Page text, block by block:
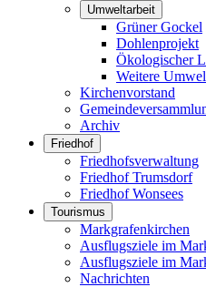
Umweltarbeit
Grüner Gockel
Dohlenprojekt
Ökologischer
Weitere
Kirchenvorstand
Archiv
Friedhof
Friedhofsverwaltung
Friedhof Trumsdorf
Friedhof Wonsees
Tourismus
Markgrafenkirchen
Ausflugsziele im
Ausflugsziele im
Nachrichten